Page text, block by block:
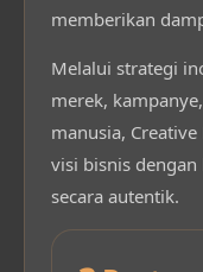
memberikan
Melalui strategi
merek,
manusia,
visi bisnis
secara autentik.